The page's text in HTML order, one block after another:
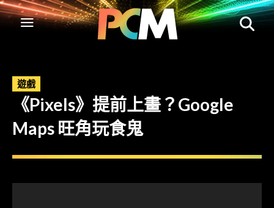
遊戲
《Pixels》提前上畫？Google
Maps 旺角玩食鬼